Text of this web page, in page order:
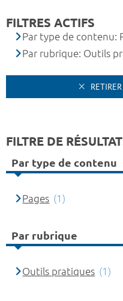
FILTRES ACTIFS
Par type de contenu:
Par rubrique: Outils
FILTRE DE
Par type de contenu
Pages (1)
Par rubrique
Outils pratiques (1)